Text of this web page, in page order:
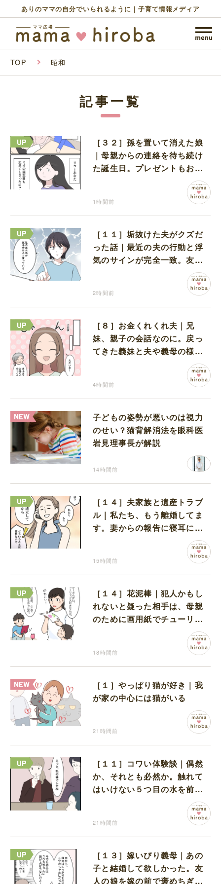
ありのママの自分でいられるように｜子育て情報メディア
TOP 昭和
記事一覧
［３２］孫を置いて消えた娘
｜母親からの連絡を待ち続け
た誕生日。プレゼントもお祝
1時間前
［１１］垢抜けた夫がクズだ
った話｜最近の夫の行動と浮
気のサインが完全一致。友人
2時間前
［８］お金くれくれ夫｜兄
妹、親子の会話なのに。戻っ
てきた義妹と夫や義母の様子
4時間前
子どもの姿勢が悪いのは視力
のせい？猫背解消法を眼科医
岩見理事長が解説
14時間前
［１４］夫家族と遺産トラブ
ル｜私たち、もう離婚してま
す。妻からの報告に寝耳に水
15時間前
［１４］花泥棒｜犯人かもし
れないと疑った相手は、母親
のために画用紙でチューリッ
プを作っていただけだった
18時間前
［１］やっぱり猫が好き｜我
が家の中心には猫がいる
21時間前
［１１］コワい体験談｜偶然
か、それとも必然か。触れて
はいけない５つ目の水を前に
21時間前
［１３］嫁いびり義母｜あの
子と結婚して欲しかった。友
人の娘を嫁の前で褒めちぎる